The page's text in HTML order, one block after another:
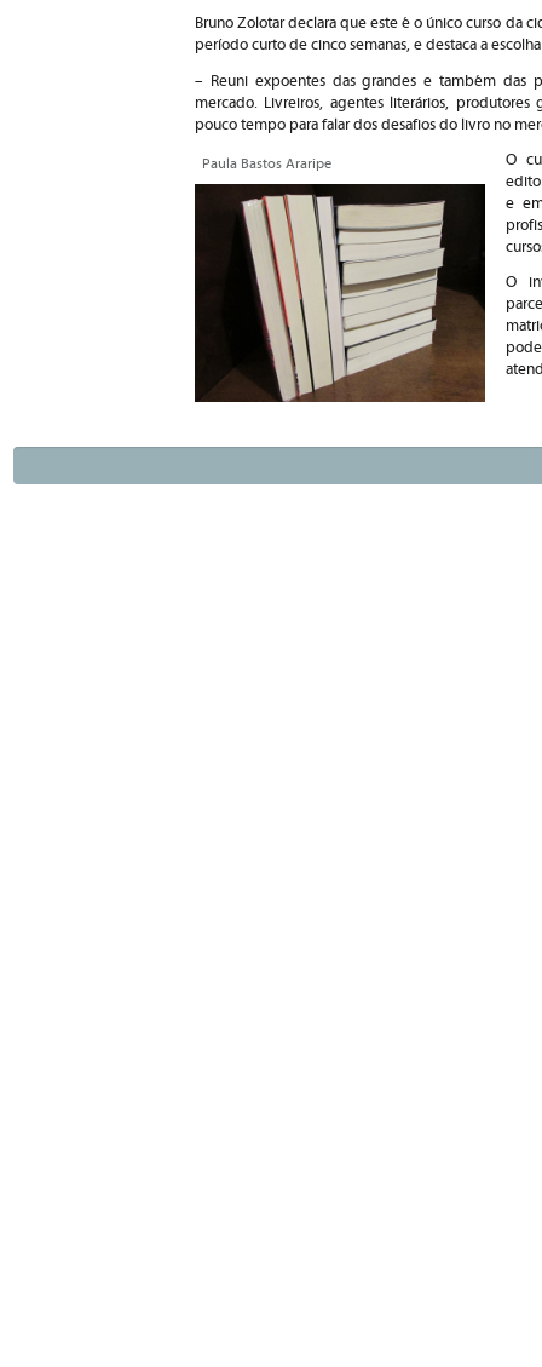
Bruno Zolotar declara que este é o único curso da
período curto de cinco semanas, e destaca a
– Reuni expoentes das grandes e também das
mercado. Livreiros, agentes literários,
pouco tempo para falar dos desafios do livro no
Paula Bastos Araripe
O
e
O